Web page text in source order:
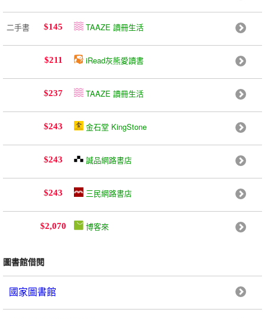
二手書 $145 TAAZE 讀冊生活
$211 iRead灰熊愛讀書
$237 TAAZE 讀冊生活
$243 金石堂 KingStone
$243 誠品網路書店
$243 三民網路書店
$2,070 博客來
圖書館借閱
國家圖書館